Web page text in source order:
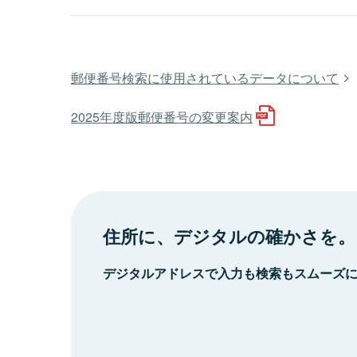
郵便番号検索に使用されているデータについて
2025年度版郵便番号の変更案内
住所に、デジタルの確かさを。
デジタルアドレスで入力も検索もスムーズ